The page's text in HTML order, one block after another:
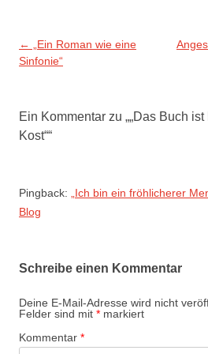
Beitragsnavigation
←
„Ein Roman wie eine
Sinfonie“
Ein Kommentar zu „„Das Buch
Kost““
Pingback:
„Ich bin ein fröhlicherer
Blog
Schreibe einen Kommentar
Deine E-Mail-Adresse wird nicht
Felder sind mit * markiert
Kommentar *